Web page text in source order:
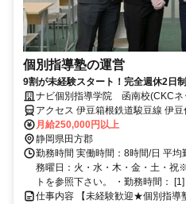
個別指導塾の運営
9割が未経験スタート！完全週休2日
間の休暇…あなたはどっち？
ナビ個別指導学院 函南校(CKCネ
アクセス 伊豆箱根鉄道駿豆線 伊
線 大場徒歩約15分、伊豆箱根鉄道
より徒歩9分
月給250,000円以上
静岡県田方郡
勤務時間 実働時間：8時間/日 平
務曜日：火・水・木・金・土・祝
トを参照下さい。 ・勤務時間：
仕事内容 【未経験歓迎★個別指導